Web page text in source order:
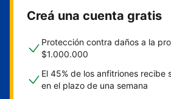
Creá una cuenta gratis
Protección contra daños a la
$1.000.000
El 45% de los anfitriones recibe
en el plazo de una semana